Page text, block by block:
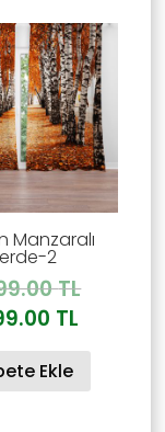
Manzaralı
2
TLOrijinal
TL
andaki
Ekle